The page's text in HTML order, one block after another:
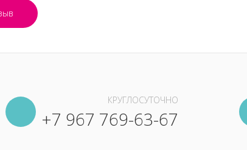
КРУГЛОСУТОЧНО
+7 967 769-63-67